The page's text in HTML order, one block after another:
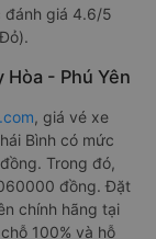
đánh giá 4.6/5
Hòa - Phú Yên
, giá vé xe
Bình có mức
Trong đó,
đồng. Đặt
chính hãng tại
100% và hỗ